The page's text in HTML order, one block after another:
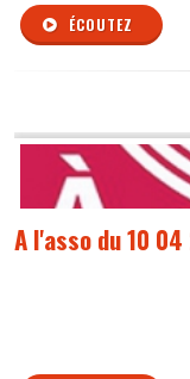
ÉCOUTEZ
A l'asso du 10